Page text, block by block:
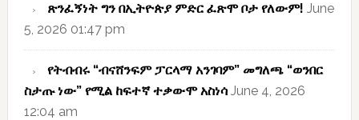
ጽንፈኝነት ግን በኢትዮጵያ ምድር ፈጽሞ ቦታ የለውም! June
5, 2026 01:47 pm
የትብብሩ “ብናሸንፍም ፓርላማ አንገባም” መግለጫ “ወንበር
ስታጡ ነው” የሚል ከፍተኛ ተቃውሞ አስነሳ June 4, 2026
12:04 am